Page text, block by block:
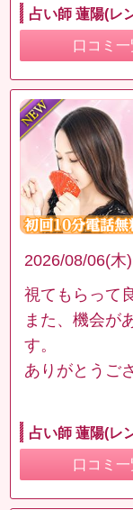
占い師 蓮陽(レ
口コミ一
2026/08/06(木
視てもらって
また、機会が
す。
ありがとうご
占い師 蓮陽(レ
口コミ一